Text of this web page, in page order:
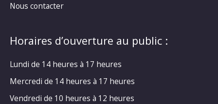
Nous contacter
Horaires d’ouverture au public :
Lundi de 14 heures à 17 heures
Mercredi de 14 heures à 17 heures
Vendredi de 10 heures à 12 heures